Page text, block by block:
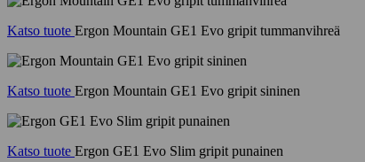
Katso tuote Ergon Mountain GE1 Evo gripit tummanvihreä
Katso tuote Ergon Mountain GE1 Evo gripit sininen
Katso tuote Ergon GE1 Evo Slim gripit punainen